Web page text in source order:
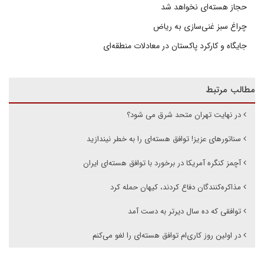
حجاز هسته‌ای نخواهد شد
چراغ سبز غنی‌سازی به ریاض
جایگاه و کارکرد پاکستان در معادلات منطقه‌ای
مطالب مرتبط
در نهایت تهران متحد شرق می شود؟
سناتورهای عزیز! توافق هسته‌ای را به خطر نیندازید
آچمز کنگره آمریکا در برخورد با توافق هسته‌ای ایران
مذاکره‌کنندگان دفاع کردند، کیهان حمله کرد
توافقی که ده سال دیرتر به دست آمد
در اولین روز کاری‌ام توافق هسته‌ای را لغو می‌کنم